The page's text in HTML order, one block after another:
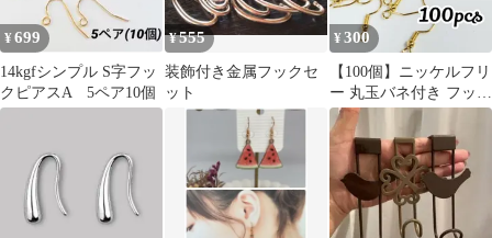
¥699
14kgfシンプル S字フッ
クピアスA 5ペア10個
¥555
装飾付き金属フックセ
ット
¥300
【100個】ニッケルフリ
ー 丸玉バネ付き フック
ピアス ゴールド